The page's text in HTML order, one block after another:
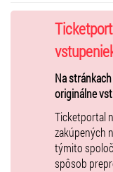
Podľa analýzy
nechali organizátori
teplotami okolo 20 -
najkrajších
prípade
trnavským nebom.
nielen pre špičkový
mieste už vystupovali
aby ju koncertne
ako historicky
hovorí hudobný expert
Na
originálne
Ticketportal
zakúpených
týmito
spôsob